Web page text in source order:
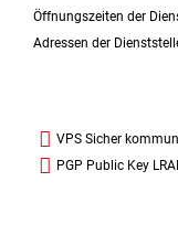
Öffnungszeiten der
Adressen der
VPS Sicher
PGP Public Key